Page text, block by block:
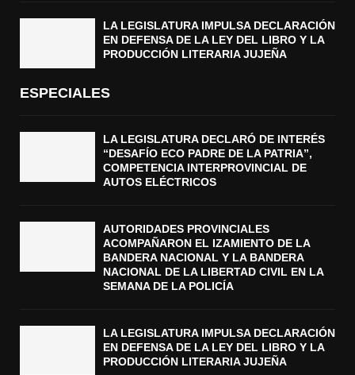
LA LEGISLATURA IMPULSA DECLARACIÓN
EN DEFENSA DE LA LEY DEL LIBRO Y LA
PRODUCCIÓN LITERARIA JUJEÑA
ESPECIALES
LA LEGISLATURA DECLARÓ DE INTERÉS
“DESAFÍO ECO PADRE DE LA PATRIA”,
COMPETENCIA INTERPROVINCIAL DE
AUTOS ELÉCTRICOS
AUTORIDADES PROVINCIALES
ACOMPAÑARON EL IZAMIENTO DE LA
BANDERA NACIONAL Y LA BANDERA
NACIONAL DE LA LIBERTAD CIVIL EN LA
SEMANA DE LA POLICÍA
LA LEGISLATURA IMPULSA DECLARACIÓN
EN DEFENSA DE LA LEY DEL LIBRO Y LA
PRODUCCIÓN LITERARIA JUJEÑA